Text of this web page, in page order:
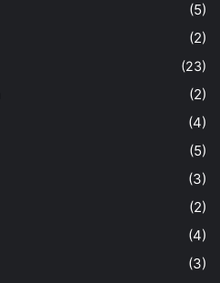
(5)
(2)
(23)
(2)
(4)
(5)
(3)
(2)
(4)
(3)